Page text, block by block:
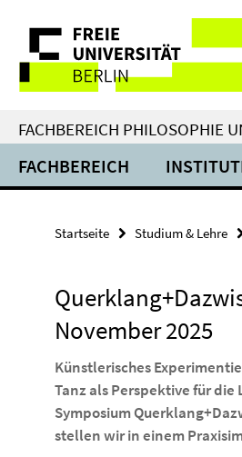
direkt
Inhalt
Service-
Navigation
FACHBEREICH PHILOSOPHIE
FACHBEREICH
Startseite Studium & Lehre
November 2025
Künstlerisches
Tanz als Perspektive für
Symposium
stellen wir in einem